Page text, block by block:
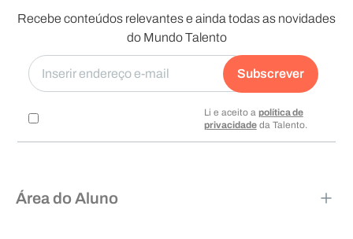
Recebe conteúdos relevantes e ainda todas as novidades
do Mundo Talento
Li e aceito a política de
privacidadeda Talento.
Subscrever
Área do Aluno